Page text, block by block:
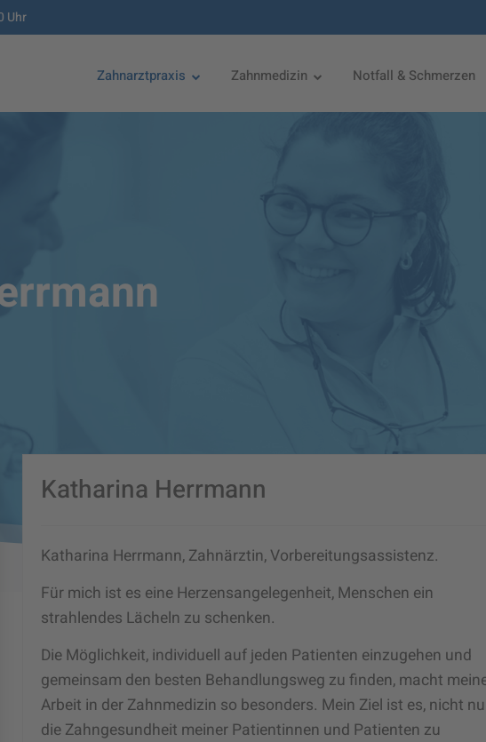
Uhr
Zahnarztpraxis Zahnmedizin Notfall & Schmerzen
Katharina Herrmann
Katharina Herrmann, Zahnärztin, Vorbereitungsassistenz.
Für mich ist es eine Herzensangelegenheit, Menschen ein
strahlendes Lächeln zu schenken.
Die Möglichkeit, individuell auf jeden Patienten einzugehen und
gemeinsam den besten Behandlungsweg zu finden, macht
Arbeit in der Zahnmedizin so besonders. Mein Ziel ist es, nicht
die Zahngesundheit meiner Patientinnen und Patienten zu